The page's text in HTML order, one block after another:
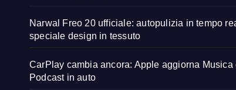
Narwal Freo 20 ufficiale: autopulizia in tempo
speciale design in tessuto
CarPlay cambia ancora: Apple aggiorna Musica
Podcast in auto